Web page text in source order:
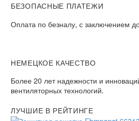
БЕЗОПАСНЫЕ ПЛАТЕЖИ
Оплата по безналу, с заключением
НЕМЕЦКОЕ КАЧЕСТВО
Более 20 лет надежности и
вентиляторных технологий.
ЛУЧШИЕ В РЕЙТИНГЕ